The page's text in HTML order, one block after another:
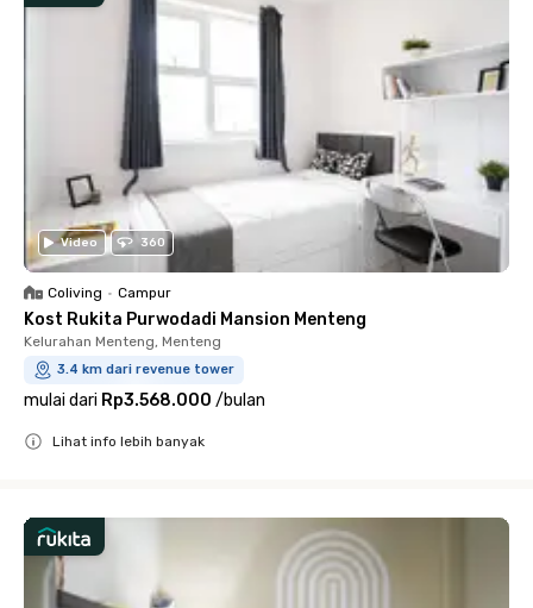
Video 360
Coliving • Campur
Kost Rukita Purwodadi Mansion Menteng
Kelurahan Menteng, Menteng
3.4 km dari revenue tower
mulai dari Rp3.568.000 /bulan
Lihat info lebih banyak